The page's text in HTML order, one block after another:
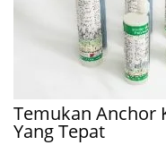
Temukan Anchor
Yang Tepat